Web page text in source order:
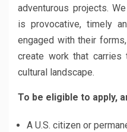
adventurous projects.
is provocative, timely
engaged with their
create work that carries
cultural landscape.
To be eligible to apply,
A U.S. citizen or